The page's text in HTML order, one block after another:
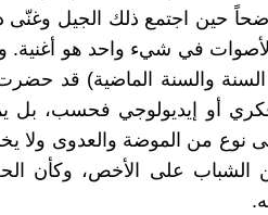
حين اجتمع ذلك الجيل
في شيء واحد هو أغنية.
والسنة الماضية) قد
فكري أو إيديولوجي فحسب، بل
نوع من الموضة والعدوى ولا
الشباب على الأخص، وكأن